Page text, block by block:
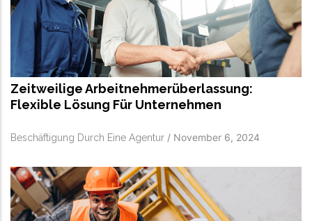
Zeitweilige Arbeitnehmerüberlassung:
Flexible Lösung Für Unternehmen
Beschäftigung Durch Eine Agentur / November 6, 2024